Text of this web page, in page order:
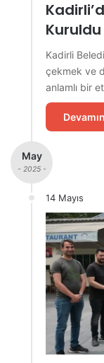
Kuruldu
Kadirli
çekmek ve
anlamlı bir
May
- 2025 -
14 Mayıs